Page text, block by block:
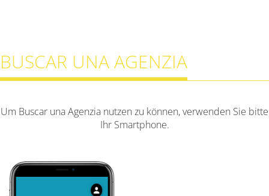
BUSCAR UNA AGENZIA
Um Buscar una Agenzia nutzen zu können, verwenden Sie bitte
Ihr Smartphone.